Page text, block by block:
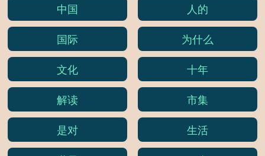
中国
人的
国际
为什么
文化
十年
解读
市集
是对
生活